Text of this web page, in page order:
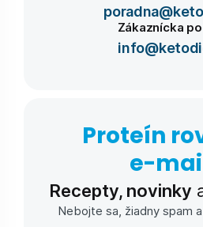
Zákaznícka
Proteín
e-⁠
Recepty, novinky
Nebojte sa, žiadny spam